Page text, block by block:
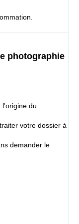
photographie
l'origine du
votre dossier à
demander le